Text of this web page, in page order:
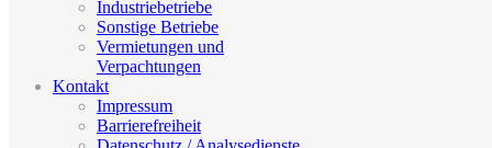
Industriebetriebe
Sonstige Betriebe
Vermietungen und
Verpachtungen
Kontakt
Impressum
Barrierefreiheit